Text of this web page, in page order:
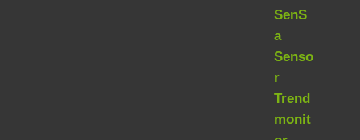
SenS
a
Senso
r
Trend
monit